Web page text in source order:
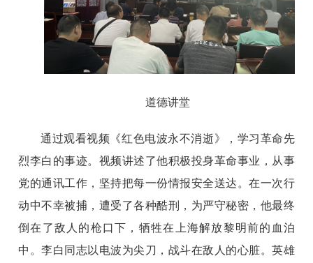
道德讲堂
通过观看视频《红色电波永不消逝》，学习革命先
烈李白的事迹。视频讲述了他积极投身革命事业，从事
党的通讯工作，坚持把每一份情报安全送达。在一次行
动中不幸被捕，遭受了各种酷刑，为严守秘密，他最终
倒在了敌人的枪口下，牺牲在上海解放黎明前的血泊
中。李白同志以电波为尖刀，战斗在敌人的心脏。英雄